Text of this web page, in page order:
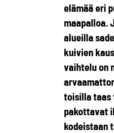
elämää eri
maapalloa.
alueilla
kuivien
vaihtelu on
toisilla
pakottavat
kodeistaan